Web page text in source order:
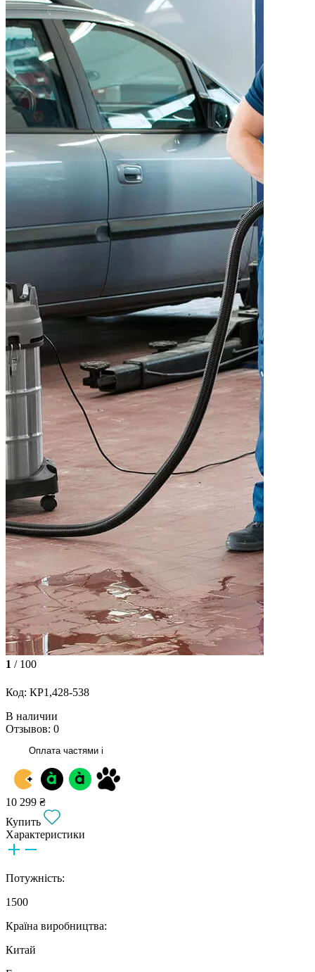
1 / 100
Код: КР1,428-538
В наличии
Отзывов: 0
Оплата частями i
10 299 ₴
Купить
Характеристики
Потужність:
1500
Країна виробництва:
Китай